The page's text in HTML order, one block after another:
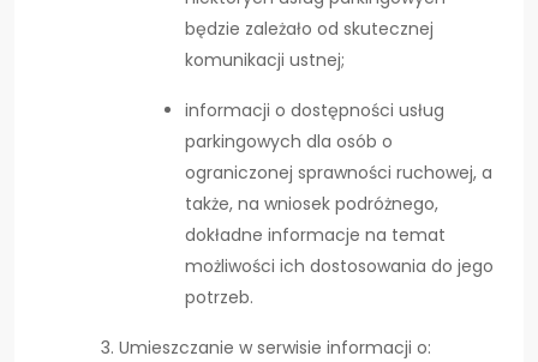
będzie zależało od skutecznej
komunikacji ustnej;
informacji o dostępności usług
parkingowych dla osób o
ograniczonej sprawności ruchowej, a
także, na wniosek podróżnego,
dokładne informacje na temat
możliwości ich dostosowania do jego
potrzeb.
Umieszczanie w serwisie informacji o: